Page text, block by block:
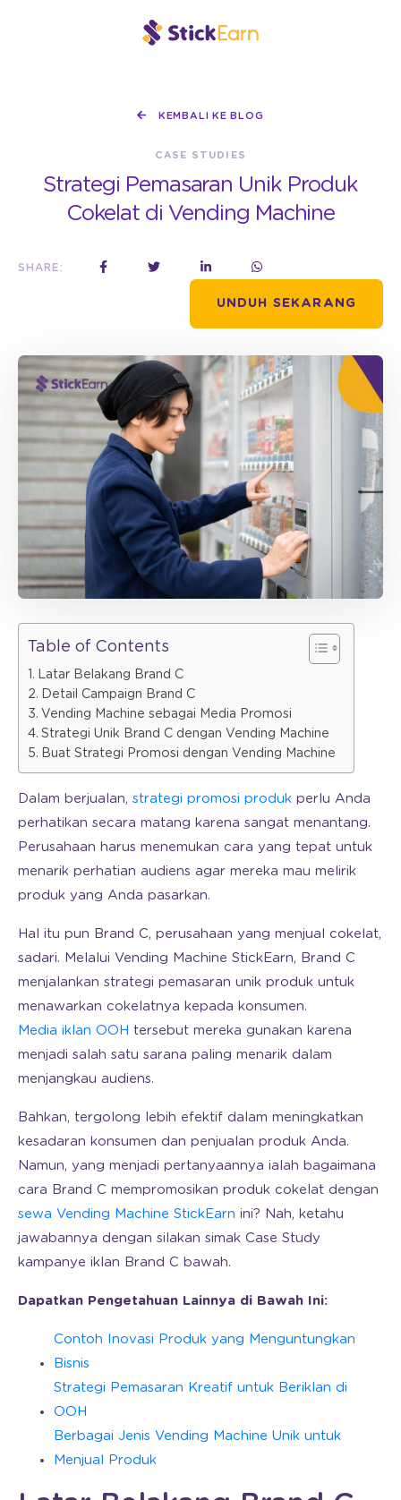
KEMBALI KE BLOG
CASE STUDIES
Strategi Pemasaran Unik Produk
Cokelat di Vending Machine
SHARE:
UNDUH SEKARANG
Table of Contents
Latar Belakang Brand C
Detail Campaign Brand C
Vending Machine sebagai Media Promosi
Strategi Unik Brand C dengan Vending Machine
Buat Strategi Promosi dengan Vending Machine
Dalam berjualan, strategi promosi produk perlu Anda
perhatikan secara matang karena sangat menantang.
Perusahaan harus menemukan cara yang tepat untuk
menarik perhatian audiens agar mereka mau melirik
produk yang Anda pasarkan.
Hal itu pun Brand C, perusahaan yang menjual cokelat,
sadari. Melalui Vending Machine StickEarn, Brand C
menjalankan strategi pemasaran unik produk untuk
menawarkan cokelatnya kepada konsumen.
Media iklan OOH tersebut mereka gunakan karena
menjadi salah satu sarana paling menarik dalam
menjangkau audiens.
Bahkan, tergolong lebih efektif dalam meningkatkan
kesadaran konsumen dan penjualan produk Anda.
Namun, yang menjadi pertanyaannya ialah bagaimana
cara Brand C mempromosikan produk cokelat dengan
sewa Vending Machine StickEarn ini? Nah, ketahu
jawabannya dengan silakan simak Case Study
kampanye iklan Brand C bawah.
Dapatkan Pengetahuan Lainnya di Bawah Ini:
Contoh Inovasi Produk yang Menguntungkan
Bisnis
Strategi Pemasaran Kreatif untuk Beriklan di
OOH
Berbagai Jenis Vending Machine Unik untuk
Menjual Produk